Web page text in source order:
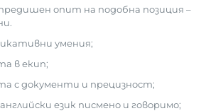
опит на подобна позиция –
умения;
в екип;
с документи и прецизност;
език писмено и говоримо;